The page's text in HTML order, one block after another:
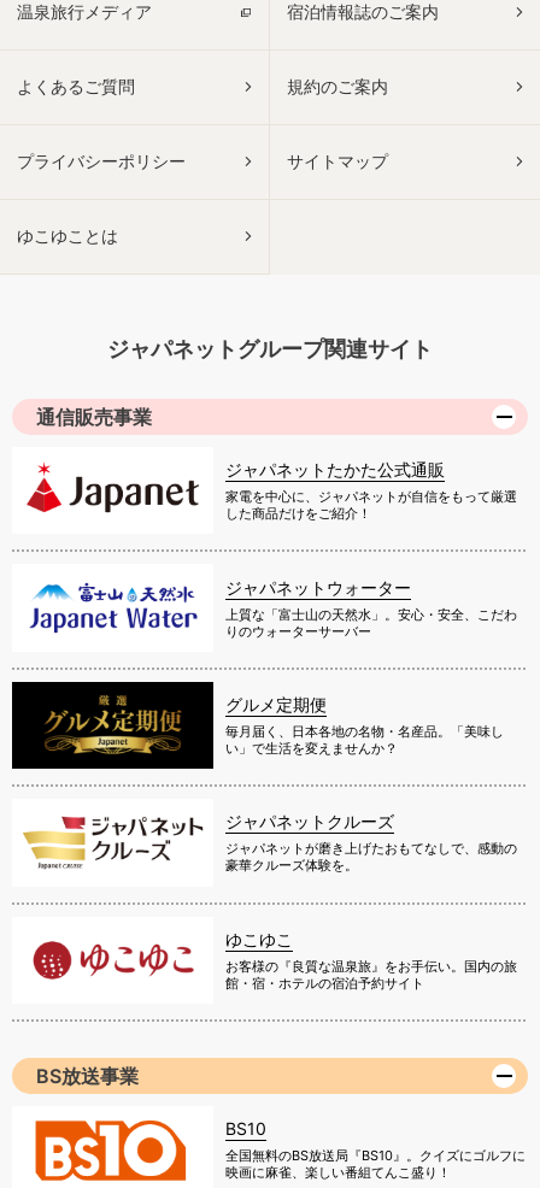
温泉旅行メディア 宿泊情報誌のご案内
よくあるご質問 規約のご案内
プライバシーポリシー サイトマップ
ゆこゆことは
ジャパネットグループ関連サイト
通信販売事業
ジャパネットたかた公式通販
家電を中心に、ジャパネットが自信をもって厳選
した商品だけをご紹介！
ジャパネットウォーター
上質な「富士山の天然水」。安心・安全、こだわ
りのウォーターサーバー
グルメ定期便
毎月届く、日本各地の名物・名産品。「美味し
い」で生活を変えませんか？
ジャパネットクルーズ
ジャパネットが磨き上げたおもてなしで、感動の
豪華クルーズ体験を。
ゆこゆこ
お客様の『良質な温泉旅』をお手伝い。国内の旅
館・宿・ホテルの宿泊予約サイト
BS放送事業
BS10
全国無料のBS放送局『BS10』。クイズにゴルフに
映画に麻雀、楽しい番組てんこ盛り！